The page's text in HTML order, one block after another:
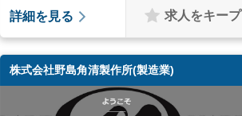
詳細を見る 求人をキープ
株式会社野島角清製作所(製造業)